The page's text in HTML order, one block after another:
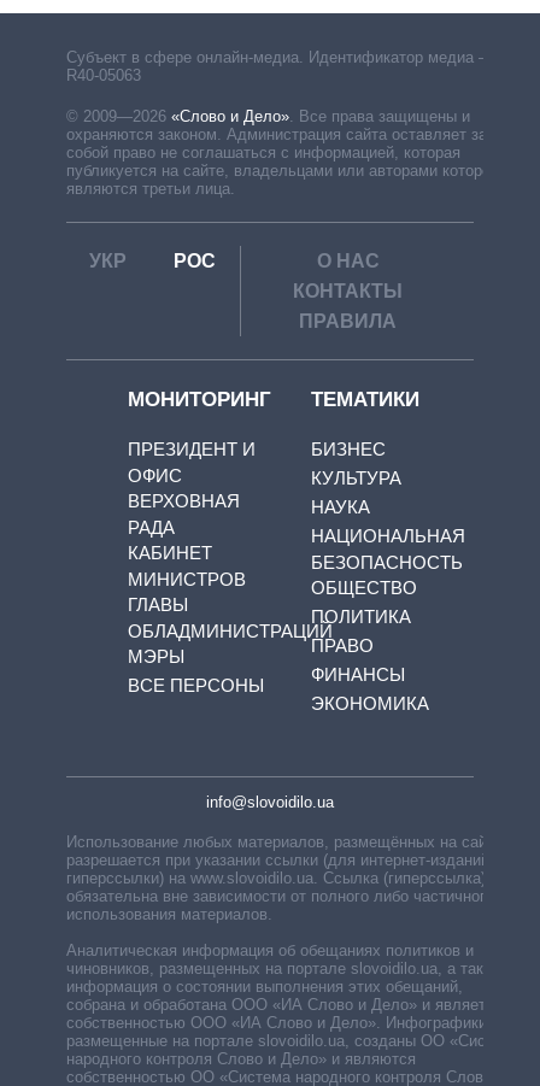
Субъект в сфере онлайн-медиа. Идентификатор медиа –
R40-05063
© 2009—2026 «Слово и Дело». Все права защищены и
охраняются законом. Администрация сайта оставляет за
собой право не соглашаться с информацией, которая
публикуется на сайте, владельцами или авторами которой
являются третьи лица.
УКР РОС
О НАС
КОНТАКТЫ
ПРАВИЛА
МОНИТОРИНГ
ПРЕЗИДЕНТ И
ОФИС
ВЕРХОВНАЯ
РАДА
КАБИНЕТ
МИНИСТРОВ
ГЛАВЫ
ОБЛАДМИНИСТРАЦИЙ
МЭРЫ
ВСЕ ПЕРСОНЫ
ТЕМАТИКИ
БИЗНЕС
КУЛЬТУРА
НАУКА
НАЦИОНАЛЬНАЯ
БЕЗОПАСНОСТЬ
ОБЩЕСТВО
ПОЛИТИКА
ПРАВО
ФИНАНСЫ
ЭКОНОМИКА
info@slovoidilo.ua
Использование любых материалов, размещённых на сайте,
разрешается при указании ссылки (для интернет-изданий —
гиперссылки) на www.slovoidilo.ua. Ссылка (гиперссылка)
обязательна вне зависимости от полного либо частичного
использования материалов.
Аналитическая информация об обещаниях политиков и
чиновников, размещенных на портале slovoidilo.ua, а также
информация о состоянии выполнения этих обещаний,
собрана и обработана ООО «ИА Слово и Дело» и является
собственностью ООО «ИА Слово и Дело». Инфографики,
размещенные на портале slovoidilo.ua, созданы ОО «Система
народного контроля Слово и Дело» и являются
собственностью ОО «Система народного контроля Слово и